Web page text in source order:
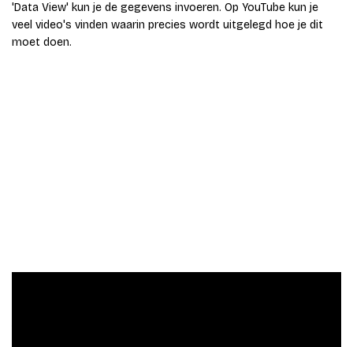
'Data View' kun je de gegevens invoeren. Op YouTube kun je
veel video's vinden waarin precies wordt uitgelegd hoe je dit
moet doen.